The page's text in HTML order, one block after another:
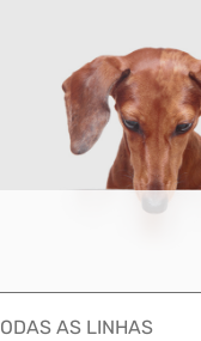
AS LINHAS